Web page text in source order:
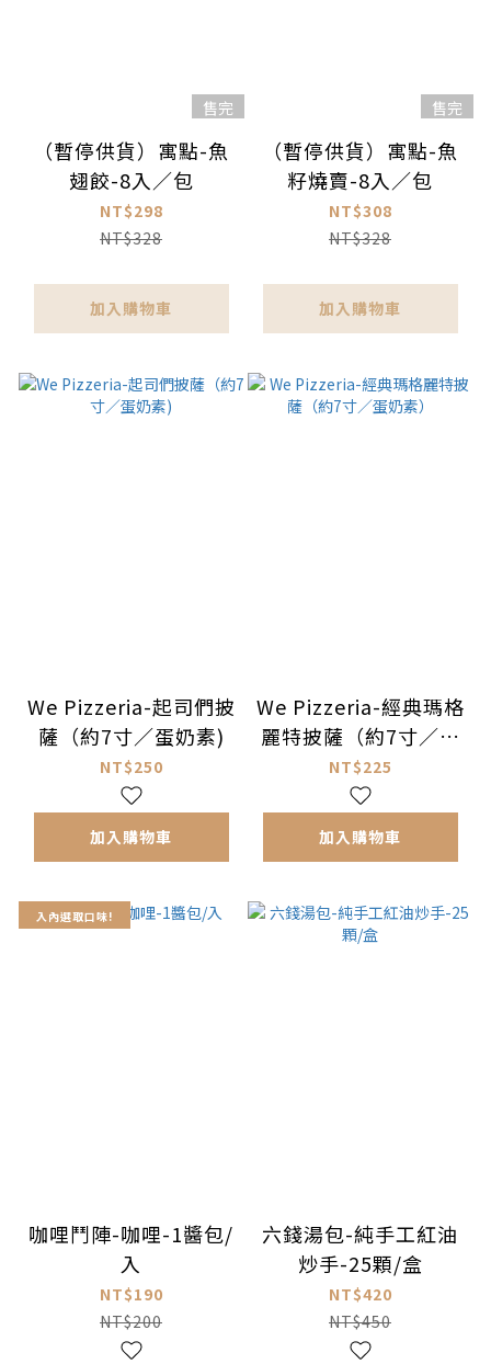
售完
（暫停供貨）寓點-魚
翅餃-8入／包
NT$298
NT$328
加入購物車
售完
（暫停供貨）寓點-魚
籽燒賣-8入／包
NT$308
NT$328
加入購物車
We Pizzeria-起司們披
薩（約7寸／蛋奶素)
NT$250
加入購物車
We Pizzeria-經典瑪格
麗特披薩（約7寸／蛋
奶素）
NT$225
加入購物車
入內選取口味!
咖哩鬥陣-咖哩-1醬包/
入
NT$190
NT$200
六錢湯包-純手工紅油
炒手-25顆/盒
NT$420
NT$450